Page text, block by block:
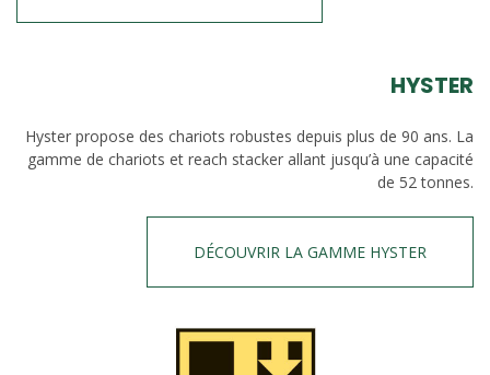
HYSTER
Hyster propose des chariots robustes depuis plus de 90 ans. La
gamme de chariots et reach stacker allant jusqu’à une capacité
de 52 tonnes.
DÉCOUVRIR LA GAMME HYSTER